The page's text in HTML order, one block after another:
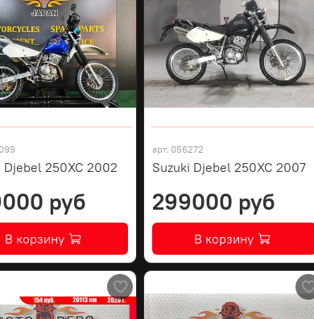
Djebel 250XC 2002
руб
В корзину
арт. 056272
Suzuki Djebel 250XC 2007
299000 руб
В корзину